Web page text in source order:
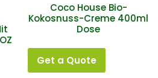
Coco House Bio-
Kokosnuss-Creme 400ml
Dose
Get a Quote